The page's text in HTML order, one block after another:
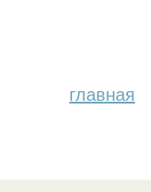
главная